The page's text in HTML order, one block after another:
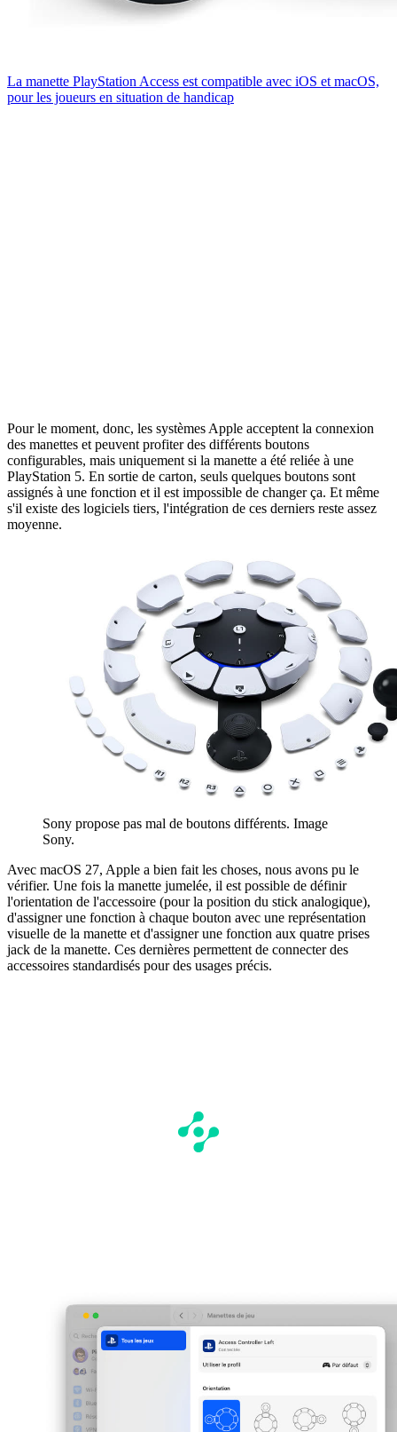
La manette PlayStation Access est compatible avec iOS et macOS,
pour les joueurs en situation de handicap
Pour le moment, donc, les systèmes Apple acceptent la connexion
des manettes et peuvent profiter des différents boutons
configurables, mais uniquement si la manette a été reliée à une
PlayStation 5. En sortie de carton, seuls quelques boutons sont
assignés à une fonction et il est impossible de changer ça. Et même
s'il existe des logiciels tiers, l'intégration de ces derniers reste assez
moyenne.
Sony propose pas mal de boutons différents. Image
Sony.
Avec macOS 27, Apple a bien fait les choses, nous avons pu le
vérifier. Une fois la manette jumelée, il est possible de définir
l'orientation de l'accessoire (pour la position du stick analogique),
d'assigner une fonction à chaque bouton avec une représentation
visuelle de la manette et d'assigner une fonction aux quatre prises
jack de la manette. Ces dernières permettent de connecter des
accessoires standardisés pour des usages précis.